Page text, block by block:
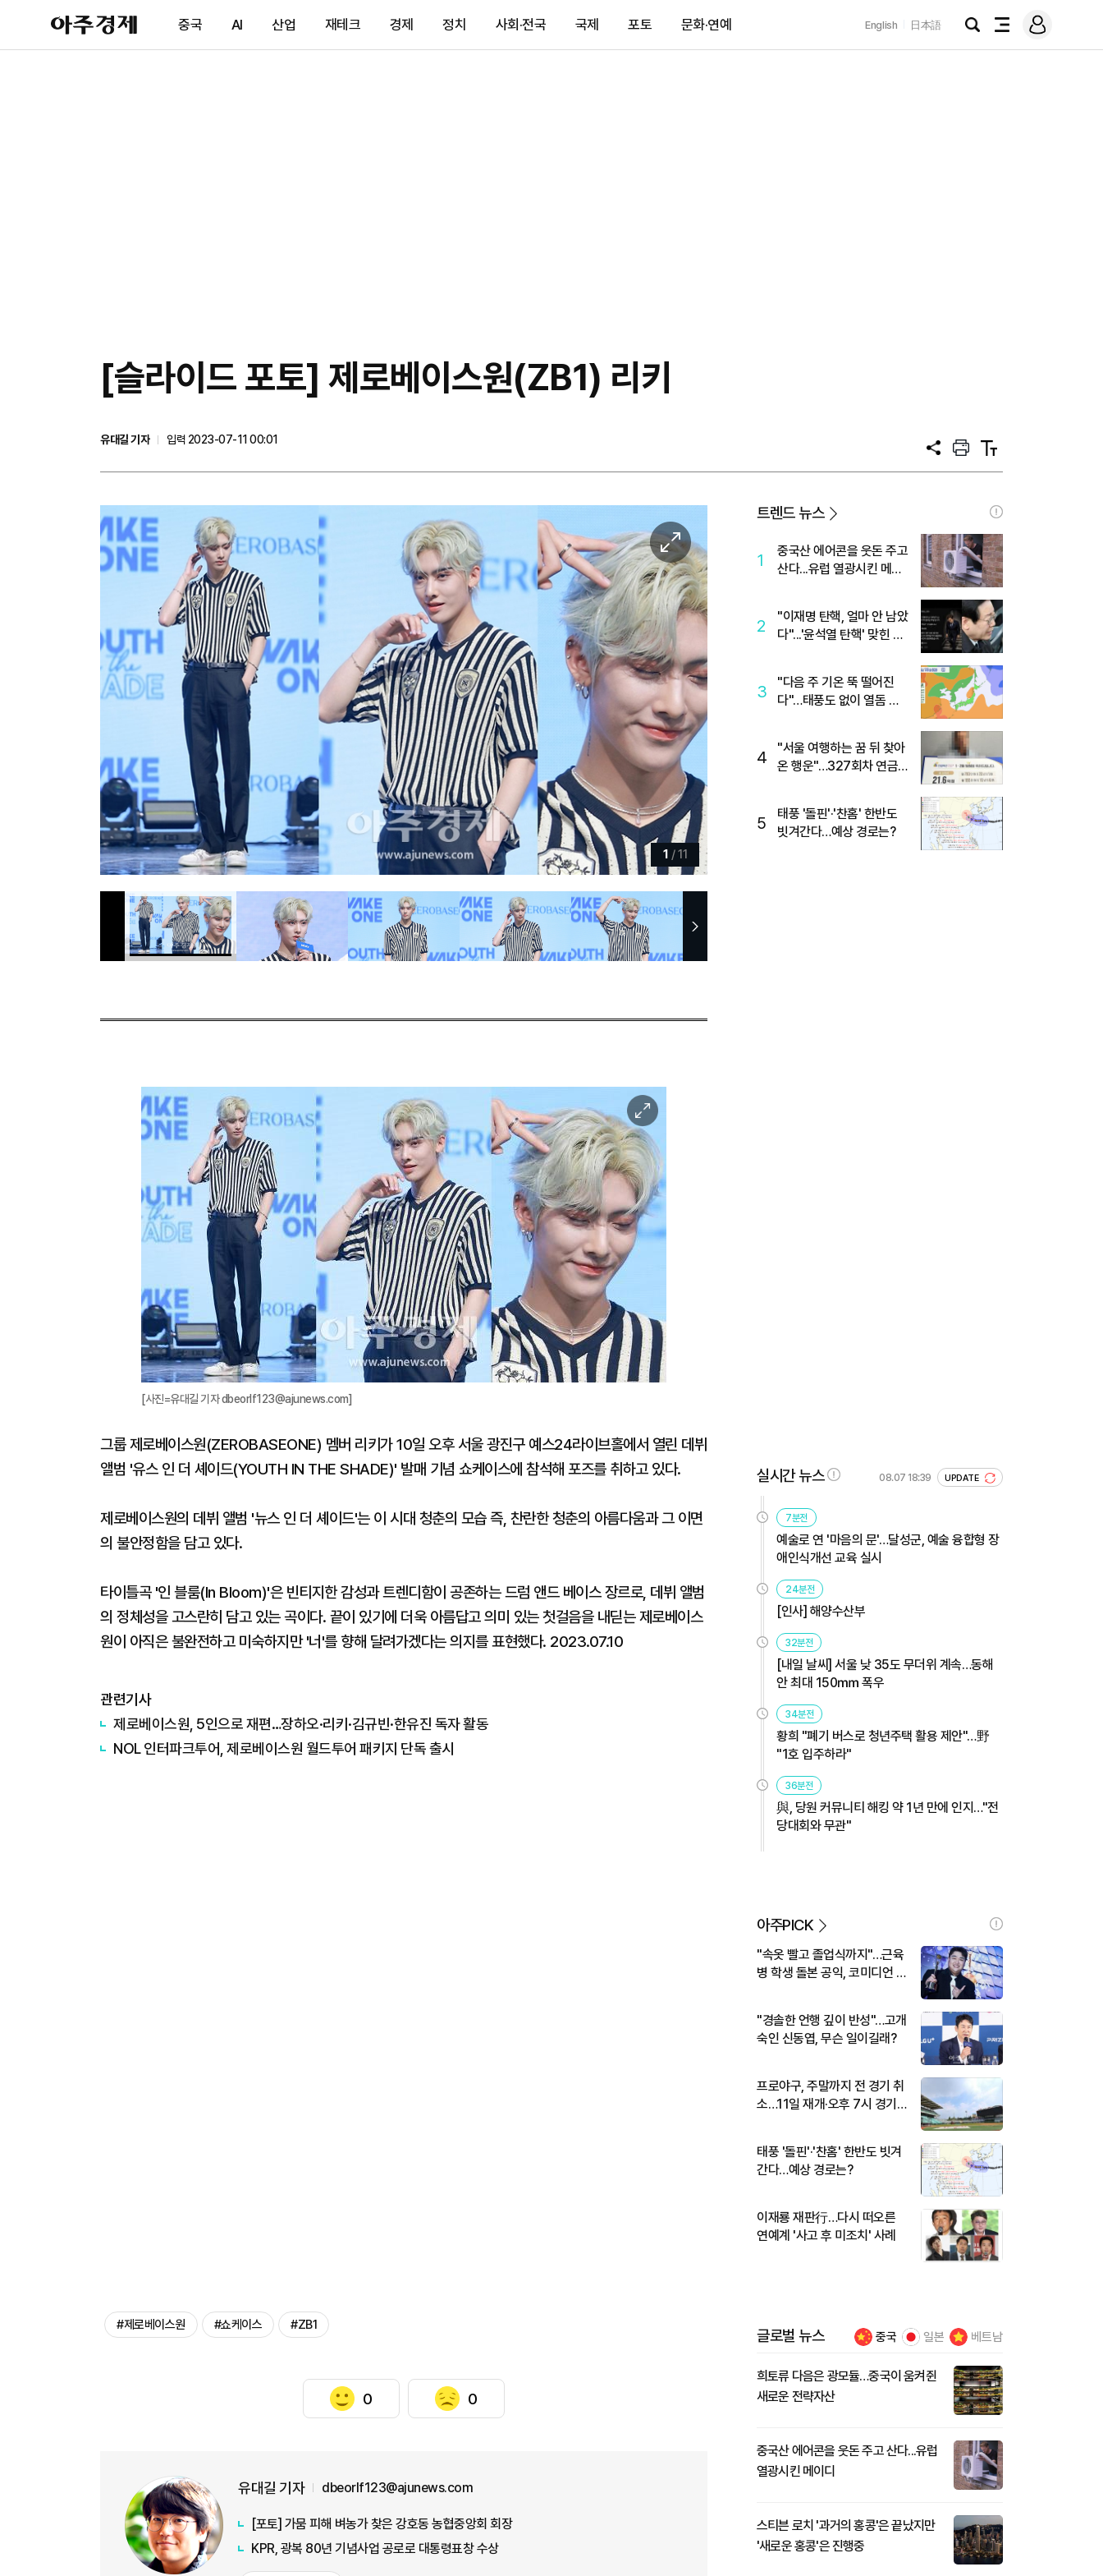
아
주
제
중국 AI 산업 재테크 경제 정치 사회·전국 국제 포토 문화·연예 English 日本語
검
전
메
그
[슬라이드 포토] 제로베이스원(ZB1) 리키
유대길 기자
입력 2023-07-11 00:01
공
프
트
텍
트
이
미
지
확
대
1 /11
이
미
지
확
대
[사진=유대길 기자 dbeorlf123@ajunews.com]
그룹 제로베이스원(ZEROBASEONE) 멤버 리키가 10일 오후 서울 광진구 예스24라이브홀에서 열린 데뷔
앨범 '유스 인 더 셰이드(YOUTH IN THE SHADE)' 발매 기념 쇼케이스에 참석해 포즈를 취하고 있다.
제로베이스원의 데뷔 앨범 '뉴스 인 더 셰이드'는 이 시대 청춘의 모습 즉, 찬란한 청춘의 아름다움과 그 이면
의 불안정함을 담고 있다.
타이틀곡 '인 블룸(In Bloom)'은 빈티지한 감성과 트렌디함이 공존하는 드럼 앤드 베이스 장르로, 데뷔 앨범
의 정체성을 고스란히 담고 있는 곡이다. 끝이 있기에 더욱 아름답고 의미 있는 첫걸음을 내딛는 제로베이스
원이 아직은 불완전하고 미숙하지만 '너'를 향해 달려가겠다는 의지를 표현했다. 2023.07.10
관련기사
제로베이스원, 5인으로 재편…장하오·리키·김규빈·한유진 독자 활동
NOL 인터파크투어, 제로베이스원 월드투어 패키지 단독 출시
#제로베이스원 #쇼케이스 #ZB1
0 0
유대길 기자 dbeorlf123@ajunews.com
[포토] 가뭄 피해 벼농가 찾은 강호동 농협중앙회 회장
KPR, 광복 80년 기념사업 공로로 대통령표창 수상
트렌드 뉴스
1
중국산 에어콘을 웃돈 주고
산다...유럽 열광시킨 메이
2
"이재명 탄핵, 얼마 안 남았
다"...'윤석열 탄핵' 맞힌 무
3
"다음 주 기온 뚝 떨어진
다"…태풍도 없이 열돔 박
4
"서울 여행하는 꿈 뒤 찾아
온 행운"…327회차 연금
5
태풍 '돌핀'·'찬홈' 한반도
빗겨간다…예상 경로는?
실시간 뉴스 08.07 18:39 UPDATE
7분전
예술로 연 '마음의 문'…달성군, 예술 융합형 장
애인식개선 교육 실시
24분전
[인사] 해양수산부
32분전
[내일 날씨] 서울 낮 35도 무더위 계속…동해
안 최대 150㎜ 폭우
34분전
황희 "폐기 버스로 청년주택 활용 제안"…野
"1호 입주하라"
36분전
與, 당원 커뮤니티 해킹 약 1년 만에 인지…"전
당대회와 무관"
아주PICK
"속옷 빨고 졸업식까지"…근육
병 학생 돌본 공익, 코미디언 김
"경솔한 언행 깊이 반성"…고개
숙인 신동엽, 무슨 일이길래?
프로야구, 주말까지 전 경기 취
소…11일 재개·오후 7시 경기
태풍 '돌핀'·'찬홈' 한반도 빗겨
간다…예상 경로는?
이재룡 재판行…다시 떠오른
연예계 '사고 후 미조치' 사례
글로벌 뉴스 중국 일본 베트남
희토류 다음은 광모듈…중국이 움켜쥔
새로운 전략자산
중국산 에어콘을 웃돈 주고 산다...유럽
열광시킨 메이디
스티븐 로치 '과거의 홍콩'은 끝났지만
'새로운 홍콩'은 진행중